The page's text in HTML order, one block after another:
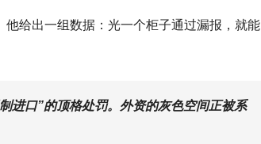
他给出一组数据：光一个柜子通过漏报，就能
进口”的顶格处罚。外资的灰色空间正被系